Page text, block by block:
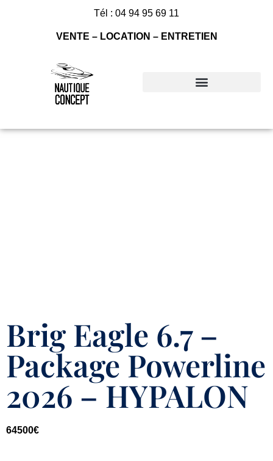
Tél : 04 94 95 69 11
VENTE – LOCATION – ENTRETIEN
Brig Eagle 6.7 –
Package Powerline
2026 – HYPALON
64500€